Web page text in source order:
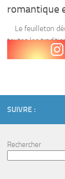
romantique
Le feuilleton
toutes les
matérielles et
SUIVRE :
Rechercher